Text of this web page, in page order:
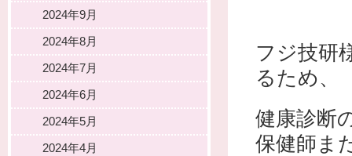
フジ技研
るため、
健康診断
保健師ま
2024年9月
2024年8月
2024年7月
2024年6月
2024年5月
2024年4月